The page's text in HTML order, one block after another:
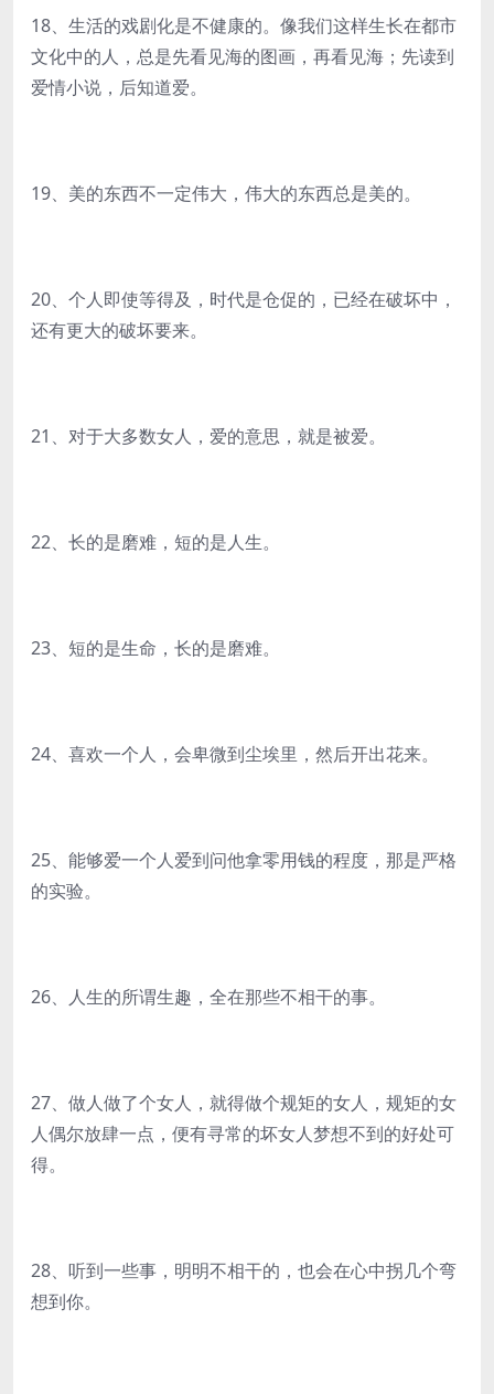
18、生活的戏剧化是不健康的。像我们这样生长在都市
文化中的人，总是先看见海的图画，再看见海；先读到
爱情小说，后知道爱。
19、美的东西不一定伟大，伟大的东西总是美的。
20、个人即使等得及，时代是仓促的，已经在破坏中，
还有更大的破坏要来。
21、对于大多数女人，爱的意思，就是被爱。
22、长的是磨难，短的是人生。
23、短的是生命，长的是磨难。
24、喜欢一个人，会卑微到尘埃里，然后开出花来。
25、能够爱一个人爱到问他拿零用钱的程度，那是严格
的实验。
26、人生的所谓生趣，全在那些不相干的事。
27、做人做了个女人，就得做个规矩的女人，规矩的女
人偶尔放肆一点，便有寻常的坏女人梦想不到的好处可
得。
28、听到一些事，明明不相干的，也会在心中拐几个弯
想到你。